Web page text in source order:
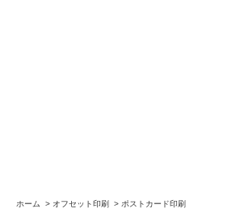
ホーム > オフセット印刷 > ポストカード印刷